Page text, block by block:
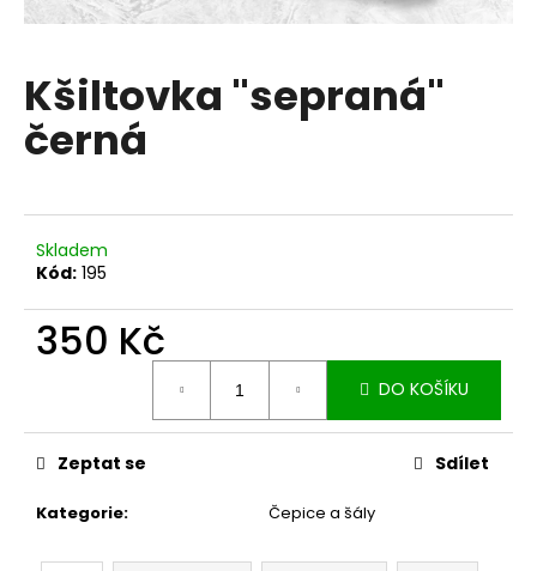
Kšiltovka "sepraná"
černá
Skladem
Kód: 195
350 Kč
DO KOŠÍKU
Kategorie: Čepice a šály
Zeptat se Sdílet
a
í
t
?
p
o
u